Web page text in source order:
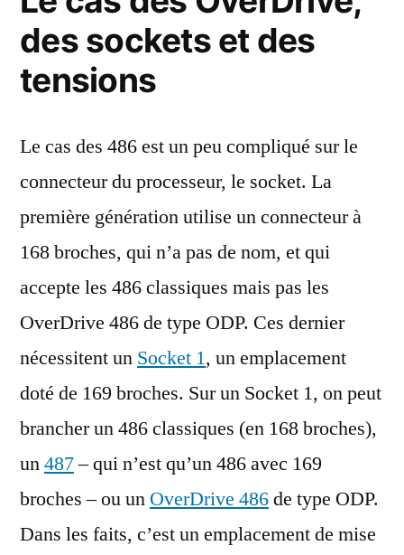
des sockets et des
tensions
Le cas des 486 est un peu compliqué sur le
connecteur du processeur, le socket. La
première génération utilise un connecteur à
168 broches, qui n’a pas de nom, et qui
accepte les 486 classiques mais pas les
OverDrive 486 de type ODP. Ces dernier
nécessitent un Socket 1, un emplacement
doté de 169 broches. Sur un Socket 1, on peut
brancher un 486 classiques (en 168 broches),
un487– qui n’est qu’un 486 avec 169
broches – ou un OverDrive 486de type ODP.
Dans les faits, c’est un emplacement de mise